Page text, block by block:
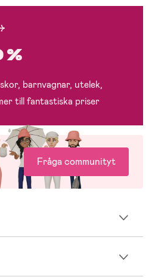
%
barnvagnar, utelek,
till fantastiska priser
Fråga communityt